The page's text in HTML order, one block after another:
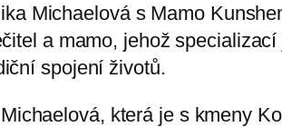
Michaelová s Mamo
a mamo, jehož
spojení životů.
která je s kmeny